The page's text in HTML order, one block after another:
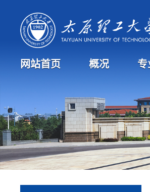
网站首页 概况 专